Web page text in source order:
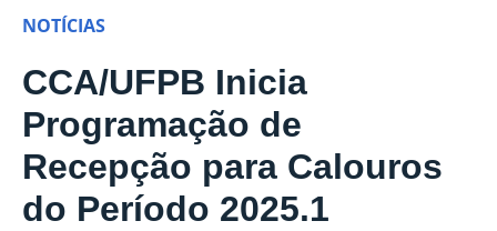
NOTÍCIAS
CCA/UFPB Inicia
Programação de
Recepção para Calouros
do Período 2025.1